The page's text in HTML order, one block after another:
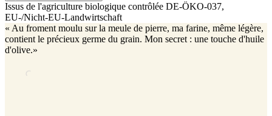
Issus de l'agriculture biologique contrôlée DE-ÖKO-037,
EU-/Nicht-EU-Landwirtschaft
« Au froment moulu sur la meule de pierre, ma farine, même légère,
contient le précieux germe du grain. Mon secret : une touche d'huile
d'olive.»